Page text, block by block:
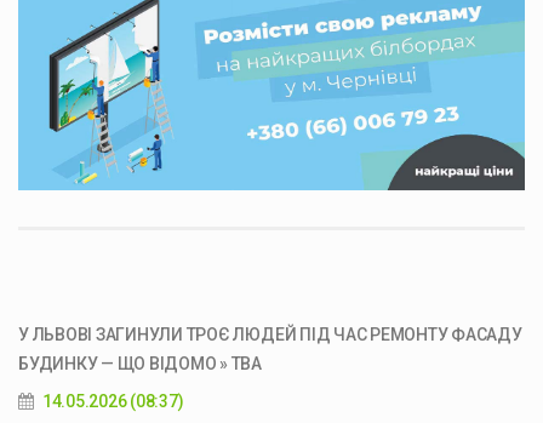
У ЛЬВОВІ ЗАГИНУЛИ ТРОЄ ЛЮДЕЙ ПІД ЧАС РЕМОНТУ ФАСАДУ
БУДИНКУ — ЩО ВІДОМО » ТВА
14.05.2026 (08:37)